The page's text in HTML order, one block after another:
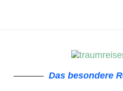
Das besondere